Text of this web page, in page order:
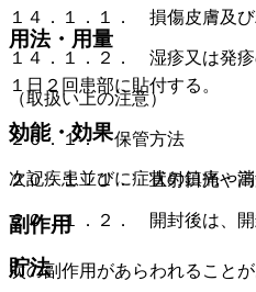
１４．１．１． 損傷皮膚及び
１４．１．２． 湿疹又は発疹
（取扱い上の注意）
２０．１． 保管方法
２０．１．１． 直射日光や
２０．１．２． 開封後は、開
貯法
用法・用量
１日２回患部に貼付する。
効能・効果
次記疾患並びに症状の鎮痛・
副作用
次の副作用があらわれること